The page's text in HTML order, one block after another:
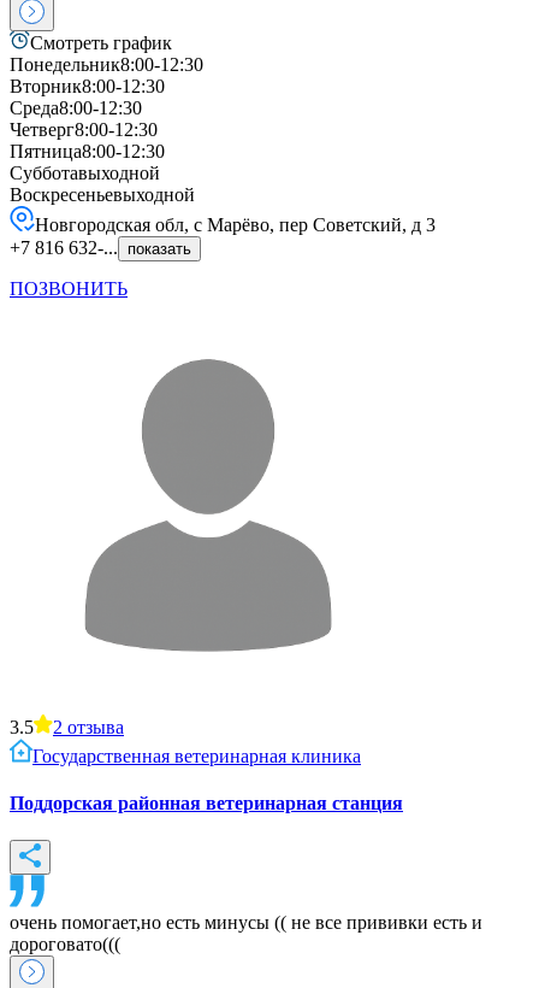
Смотреть график
Понедельник8:00-12:30
Вторник8:00-12:30
Среда8:00-12:30
Четверг8:00-12:30
Пятница8:00-12:30
Субботавыходной
Воскресеньевыходной
Новгородская обл, с Марёво, пер Советский, д 3
+7 816 632-...
показать
ПОЗВОНИТЬ
3.5 2 отзыва
Государственная ветеринарная клиника
Поддорская районная ветеринарная станция
очень помогает,но есть минусы (( не все прививки есть и
дороговато(((